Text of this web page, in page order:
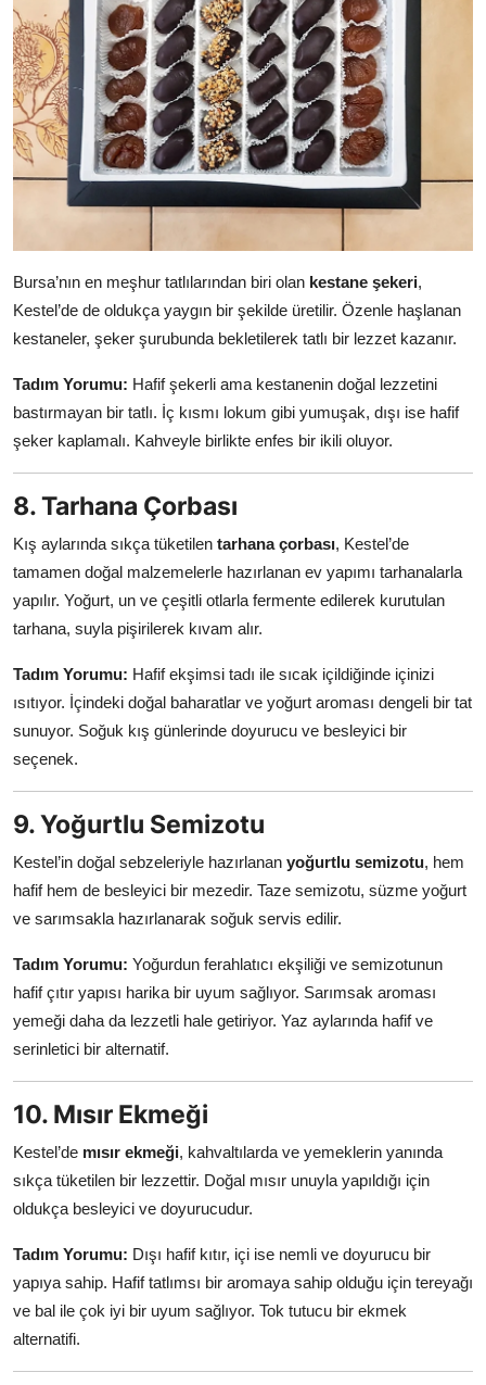
Bursa’nın en meşhur tatlılarından biri olan kestane şekeri,
Kestel’de de oldukça yaygın bir şekilde üretilir. Özenle haşlanan
kestaneler, şeker şurubunda bekletilerek tatlı bir lezzet kazanır.
Tadım Yorumu: Hafif şekerli ama kestanenin doğal lezzetini
bastırmayan bir tatlı. İç kısmı lokum gibi yumuşak, dışı ise hafif
şeker kaplamalı. Kahveyle birlikte enfes bir ikili oluyor.
8. Tarhana Çorbası
Kış aylarında sıkça tüketilen tarhana çorbası, Kestel’de
tamamen doğal malzemelerle hazırlanan ev yapımı tarhanalarla
yapılır. Yoğurt, un ve çeşitli otlarla fermente edilerek kurutulan
tarhana, suyla pişirilerek kıvam alır.
Tadım Yorumu: Hafif ekşimsi tadı ile sıcak içildiğinde içinizi
ısıtıyor. İçindeki doğal baharatlar ve yoğurt aroması dengeli bir tat
sunuyor. Soğuk kış günlerinde doyurucu ve besleyici bir
seçenek.
9. Yoğurtlu Semizotu
Kestel’in doğal sebzeleriyle hazırlanan yoğurtlu semizotu, hem
hafif hem de besleyici bir mezedir. Taze semizotu, süzme yoğurt
ve sarımsakla hazırlanarak soğuk servis edilir.
Tadım Yorumu: Yoğurdun ferahlatıcı ekşiliği ve semizotunun
hafif çıtır yapısı harika bir uyum sağlıyor. Sarımsak aroması
yemeği daha da lezzetli hale getiriyor. Yaz aylarında hafif ve
serinletici bir alternatif.
10. Mısır Ekmeği
Kestel’de mısır ekmeği, kahvaltılarda ve yemeklerin yanında
sıkça tüketilen bir lezzettir. Doğal mısır unuyla yapıldığı için
oldukça besleyici ve doyurucudur.
Tadım Yorumu: Dışı hafif kıtır, içi ise nemli ve doyurucu bir
yapıya sahip. Hafif tatlımsı bir aromaya sahip olduğu için tereyağı
ve bal ile çok iyi bir uyum sağlıyor. Tok tutucu bir ekmek
alternatifi.